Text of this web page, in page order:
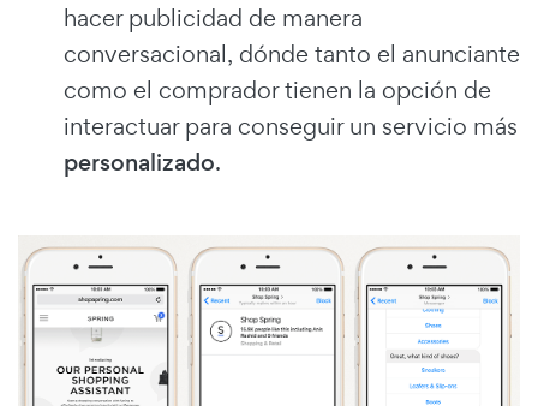
hacer publicidad de manera
conversacional, dónde tanto el anunciante
como el comprador tienen la opción de
interactuar para conseguir un servicio más
personalizado.